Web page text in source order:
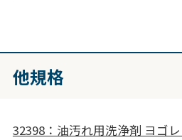
他規格
32398：油汚れ用洗浄剤 ヨゴ